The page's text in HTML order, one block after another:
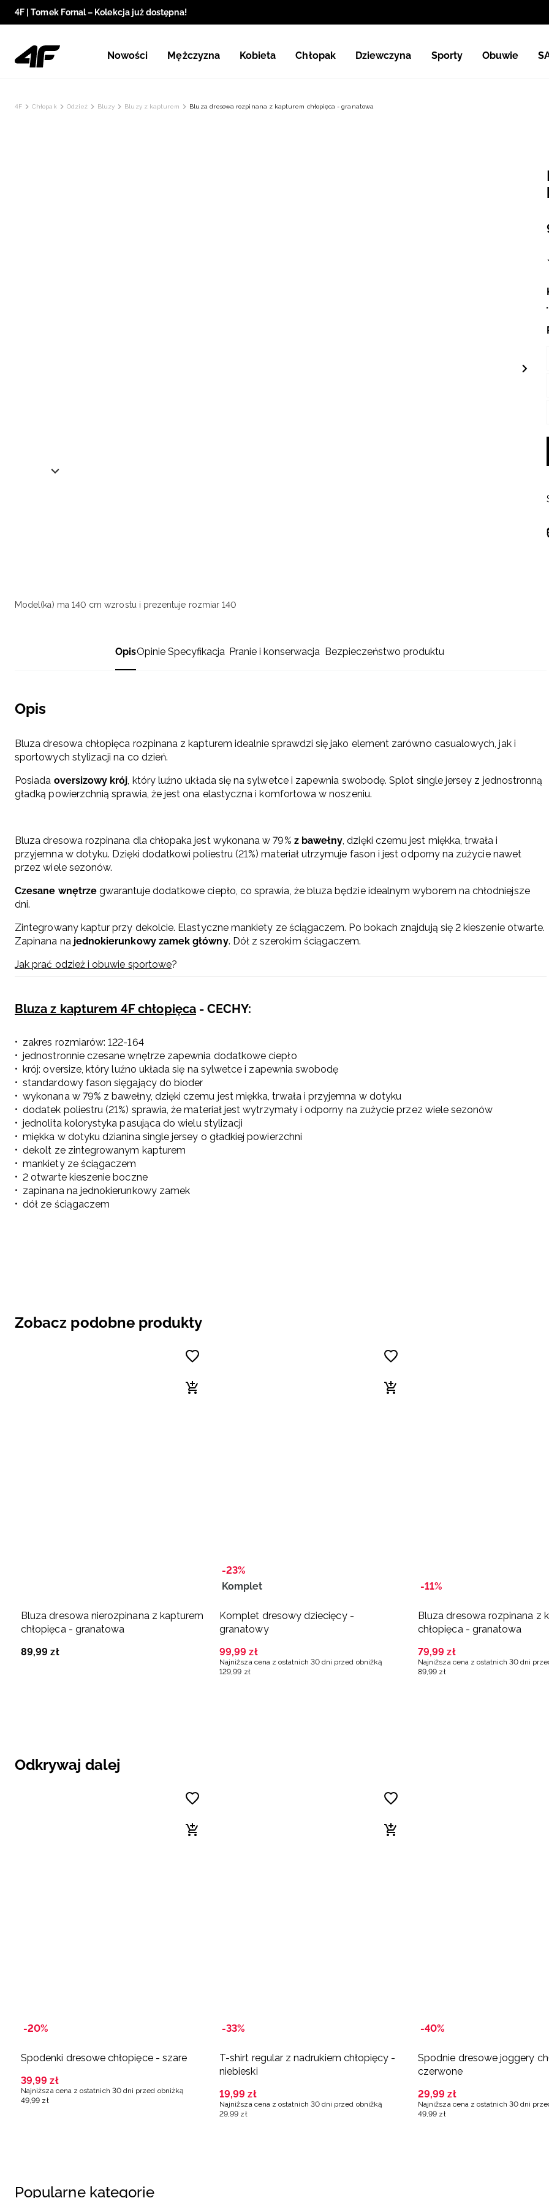
4F | Tomek Fornal – Kolekcja już dostępna!
Nowości Mężczyzna Kobieta Chłopak Dziewczyna Sporty Obuwie
4F Chłopak Odzież Bluzy Bluzy z kapturem Bluza dresowa rozpinana z kapturem chłopięca - granatowa
Model(ka) ma 140 cm wzrostu i prezentuje rozmiar 140
OpisOpinie Specyfikacja Pranie i konserwacja Bezpieczeństwo produktu
Opis
Bluza dresowa chłopięca rozpinana z kapturem idealnie sprawdzi się jako element zarówno casualowych, jak i
sportowych stylizacji na co dzień.
Posiada oversizowy krój, który luźno układa się na sylwetce i zapewnia swobodę. Splot single jersey z jednostronną
gładką powierzchnią sprawia, że jest ona elastyczna i komfortowa w noszeniu.
Bluza dresowa rozpinana dla chłopaka jest wykonana w 79% z bawełny, dzięki czemu jest miękka, trwała i
przyjemna w dotyku. Dzięki dodatkowi poliestru (21%) materiał utrzymuje fason i jest odporny na zużycie nawet
przez wiele sezonów.
Czesane wnętrzegwarantuje dodatkowe ciepło, co sprawia, że bluza będzie idealnym wyborem na chłodniejsze
dni.
Zintegrowany kaptur przy dekolcie. Elastyczne mankiety ze ściągaczem. Po bokach znajdują się 2 kieszenie otwarte.
Zapinana na jednokierunkowy zamek główny. Dół z szerokim ściągaczem.
Jak prać odzież i obuwie sportowe?
Bluza z kapturem 4F chłopięca- CECHY:
zakres rozmiarów: 122-164
jednostronnie czesane wnętrze zapewnia dodatkowe ciepło
krój: oversize, który luźno układa się na sylwetce i zapewnia swobodę
standardowy fason sięgający do bioder
wykonana w 79% z bawełny, dzięki czemu jest miękka, trwała i przyjemna w dotyku
dodatek poliestru (21%) sprawia, że materiał jest wytrzymały i odporny na zużycie przez wiele sezonów
jednolita kolorystyka pasująca do wielu stylizacji
miękka w dotyku dzianina single jersey o gładkiej powierzchni
dekolt ze zintegrowanym kapturem
mankiety ze ściągaczem
2 otwarte kieszenie boczne
zapinana na jednokierunkowy zamek
dół ze ściągaczem
Zobacz podobne produkty
Bluza dresowa nierozpinana z kapturem
chłopięca - granatowa
89,99 zł
-23%
Komplet
Komplet dresowy dziecięcy -
granatowy
99,99 zł
Najniższa cena z ostatnich 30 dni przed obniżką
129,99 zł
-11%
Bluza dresowa rozpinana z
chłopięca - granatowa
79,99 zł
Najniższa cena z ostatnich 30 dni
89,99 zł
Odkrywaj dalej
-20%
Spodenki dresowe chłopięce - szare
39,99 zł
Najniższa cena z ostatnich 30 dni przed obniżką
49 ,99 zł
-33%
T-shirt regular z nadrukiem chłopięcy -
niebieski
19,99 zł
Najniższa cena z ostatnich 30 dni przed obniżką
29 ,99 zł
-40%
Spodnie dresowe joggery
czerwone
29,99 zł
Najniższa cena z ostatnich 30 dni
49 ,99 zł
Popularne kategorie